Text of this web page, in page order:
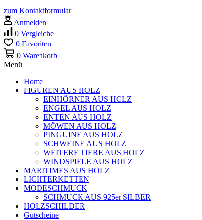
zum Kontaktformular
Anmelden
0 Vergleiche
0 Favoriten
0 Warenkorb
Menü
Home
FIGUREN AUS HOLZ
EINHÖRNER AUS HOLZ
ENGEL AUS HOLZ
ENTEN AUS HOLZ
MÖWEN AUS HOLZ
PINGUINE AUS HOLZ
SCHWEINE AUS HOLZ
WEITERE TIERE AUS HOLZ
WINDSPIELE AUS HOLZ
MARITIMES AUS HOLZ
LICHTERKETTEN
MODESCHMUCK
SCHMUCK AUS 925er SILBER
HOLZSCHILDER
Gutscheine